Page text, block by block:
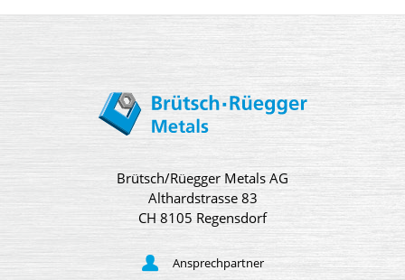
Brütsch/Rüegger Metals AG
Althardstrasse 83
CH 8105 Regensdorf
Ansprechpartner